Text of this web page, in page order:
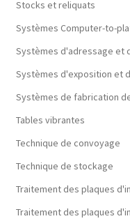
Stocks et reliquats
Systèmes Computer-to-
Systèmes d'adressage et
Systèmes d'exposition et
Systèmes de fabrication
Tables vibrantes
Technique de convoyage
Technique de stockage
Traitement des plaques
Traitement des plaques